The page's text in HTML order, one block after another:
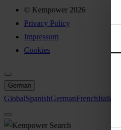
© Kempower 2026
Privacy Policy
Impressum
Cookies
German
GlobalSpanishGermanFrenchItalian
Search